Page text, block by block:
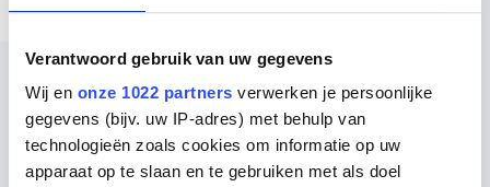
Verantwoord gebruik van uw gegevens
Wij en onze 1022 partners verwerken je persoonlijke
gegevens (bijv. uw IP-adres) met behulp van
technologieën zoals cookies om informatie op uw
apparaat op te slaan en te gebruiken met als doel
in nieuwe luxe keukens
Luxe keuken met kookeiland
Eén van de grootste trends is de luxe keuken
met kookeiland.